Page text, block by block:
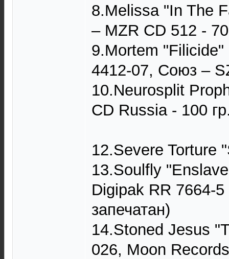
8.Melissa "In The
‎– MZR CD 512 -
9.Mortem
4412-07, Союз ‎–
10.Neurosplit
CD Russia - 100
12.Severe Torture
13.Soulfly
Digipak RR 7664-
запечатан)
14.Stoned Jesus
026, Moon